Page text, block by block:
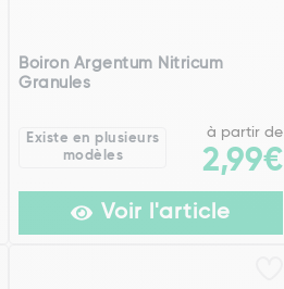
Boiron Argentum Nitricum
Granules
Existe en plusieurs
modèles
à partir de
2,99€
Voir l'article